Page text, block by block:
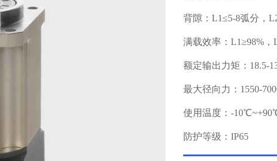
背隙：L1≤5-8弧分，
满载效率：L1≥98%，
额定输出力矩：18.5-
最大径向力：1550-
使用温度：-
防护等级：IP65